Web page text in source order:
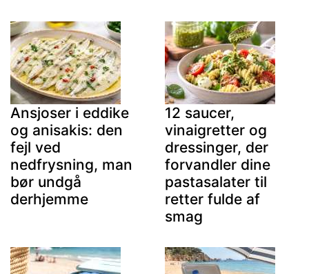
Ansjoser i eddike
og anisakis: den
fejl ved
nedfrysning, man
bør undgå
derhjemme
12 saucer,
vinaigretter og
dressinger, der
forvandler dine
pastasalater til
retter fulde af
smag